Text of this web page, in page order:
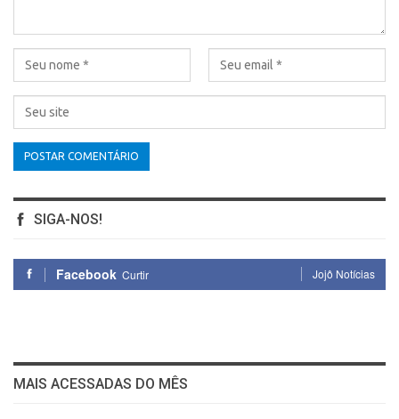
SIGA-NOS!
Facebook Curtir Jojô Notícias
MAIS ACESSADAS DO MÊS